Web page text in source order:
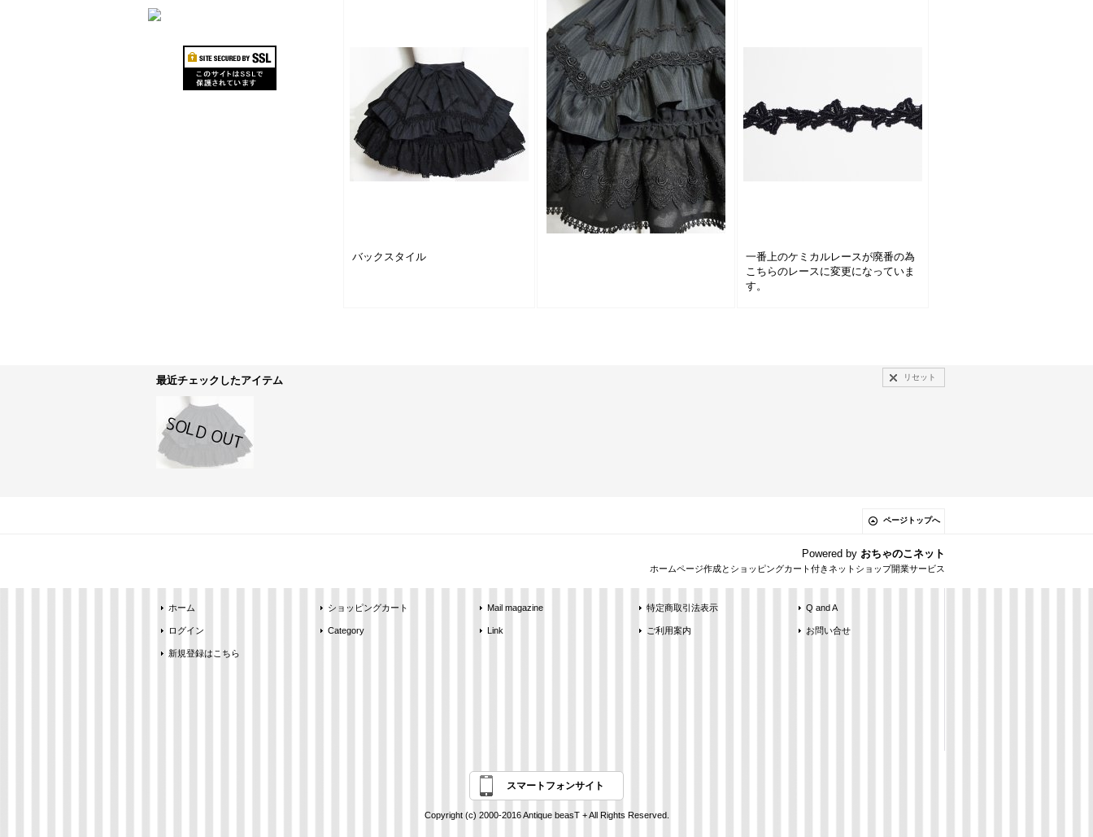
バックスタイル
一番上のケミカルレースが廃番の為
こちらのレースに変更になっていま
す。
最近チェックしたアイテム リセット
ページトップへ
Powered by おちゃのこネット
ホームページ作成とショッピングカート付きネットショップ開業サービス
ホーム
ログイン
新規登録はこちら
ショッピングカート
Category
Mail magazine
Link
特定商取引法表示
ご利用案内
Q and A
お問い合せ
スマートフォンサイト
Copyright (c) 2000-2016 Antique beasT + All Rights Reserved.